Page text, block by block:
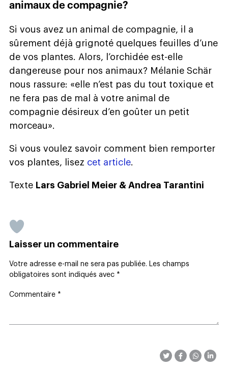
animaux de compagnie?
Si vous avez un animal de compagnie, il a
sûrement déjà grignoté quelques feuilles d’une
de vos plantes. Alors, l’orchidée est-elle
dangereuse pour nos animaux? Mélanie Schär
nous rassure: «elle n’est pas du tout toxique et
ne fera pas de mal à votre animal de
compagnie désireux d’en goûter un petit
morceau».
Si vous voulez savoir comment bien remporter
vos plantes, lisez cet article.
Texte Lars Gabriel Meier & Andrea Tarantini
Laisser un commentaire
Votre adresse e-mail ne sera pas publiée. Les champs
obligatoires sont indiqués avec *
Commentaire *